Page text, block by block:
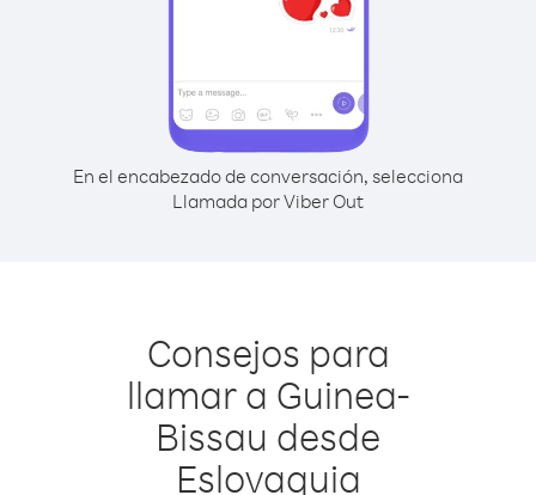
En el encabezado de conversación, selecciona
Llamada por Viber Out
Consejos para
llamar a Guinea-
Bissau desde
Eslovaquia